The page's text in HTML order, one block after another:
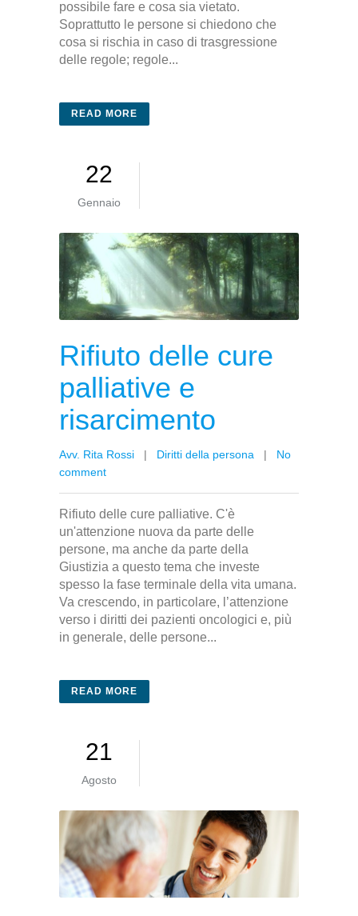
possibile fare e cosa sia vietato.
Soprattutto le persone si chiedono che
cosa si rischia in caso di trasgressione
delle regole; regole...
READ MORE
22
Gennaio
Rifiuto delle cure
palliative e
risarcimento
Avv. Rita Rossi | Diritti della persona | No
comment
Rifiuto delle cure palliative. C'è
un'attenzione nuova da parte delle
persone, ma anche da parte della
Giustizia a questo tema che investe
spesso la fase terminale della vita umana.
Va crescendo, in particolare, l’attenzione
verso i diritti dei pazienti oncologici e, più
in generale, delle persone...
READ MORE
21
Agosto